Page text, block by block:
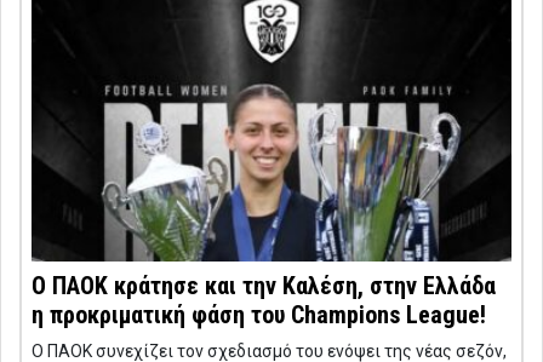
O ΠΑΟΚ κράτησε και την Καλέση, στην Ελλάδα
η προκριματική φάση του Champions League!
Ο ΠΑΟΚ συνεχίζει τον σχεδιασμό του ενόψει της νέας σεζόν,